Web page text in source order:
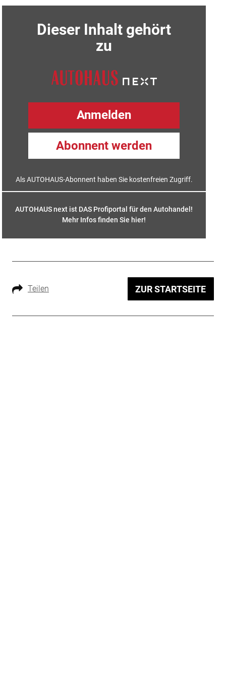
Dieser Inhalt gehört
zu
Anmelden
Abonnent werden
Als AUTOHAUS-Abonnent haben Sie kostenfreien Zugriff.
AUTOHAUS next ist DAS Profiportal für den Autohandel!
Mehr Infos finden Sie hier!
Teilen ZUR STARTSEITE